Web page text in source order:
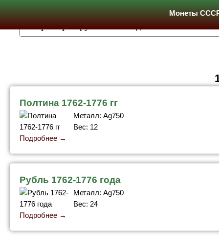
Монеты
Полтина 1762-1776 гг
Металл: Ag750
Вес: 12
Подробнее →
Рубль 1762-1776 года
Металл: Ag750
Вес: 24
Подробнее →